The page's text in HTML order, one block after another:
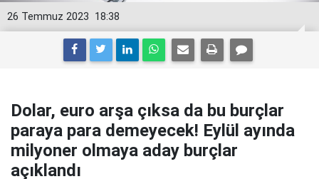
18:38
26 Temmuz 2023
Dolar, euro arşa çıksa da bu burçlar
paraya para demeyecek! Eylül ayında
milyoner olmaya aday burçlar
açıklandı